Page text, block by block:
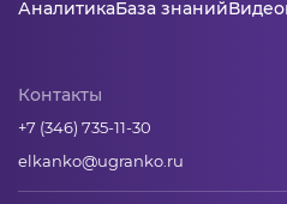
АналитикаБаза знаний
Контакты
+7 (346) 735-11-30
elkanko@ugranko.ru